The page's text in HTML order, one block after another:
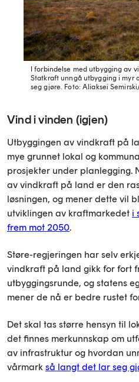
I forbindelse med utbygging av
Statkraft unngå utbygging i myr
seg gjøre. Foto: Aliaksei
Vind i vinden (igjen)
Utbyggingen av vindkraft på
mye grunnet lokal og
prosjekter under planlegging.
av vindkraft på land er den
løsningen, og mener dette vil
utviklingen av kraftmarkedet i
frem mot 2050.
Støre-regjeringen har selv
vindkraft på land gikk for fort
utbyggingsrunde, og statens
mener de nå er bedre rustet
Det skal tas større hensyn til
det finnes merkunnskap om
av infrastruktur og hvordan
vårmark så langt det lar seg